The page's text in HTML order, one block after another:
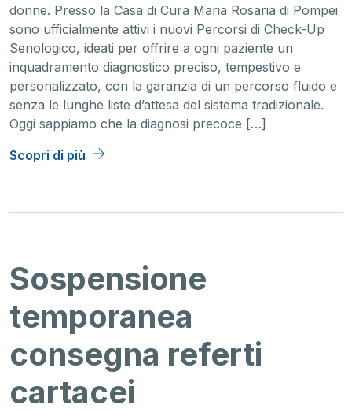
donne. Presso la Casa di Cura Maria Rosaria di Pompei
sono ufficialmente attivi i nuovi Percorsi di Check-Up
Senologico, ideati per offrire a ogni paziente un
inquadramento diagnostico preciso, tempestivo e
personalizzato, con la garanzia di un percorso fluido e
senza le lunghe liste d’attesa del sistema tradizionale.
Oggi sappiamo che la diagnosi precoce […]
Scopri di più
Sospensione
temporanea
consegna referti
cartacei